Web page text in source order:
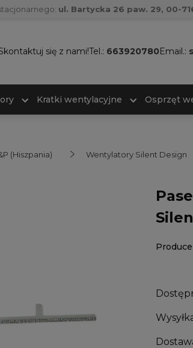
ul. Bartycka 26 paw. 29, 00-
się z nami!Tel.: 663920780Email.:
Kratki wentylacyjne Osprzęt
(Hiszpania) Wentylatory Silent Design